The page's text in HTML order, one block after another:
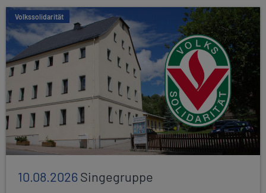
Volkssolidarität
10.08.2026Singegruppe